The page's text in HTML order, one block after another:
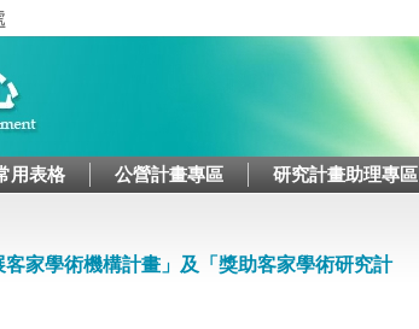
用表格 公營計畫專區 研究計畫助理專區
家學術機構計畫」及「獎助客家學術研究計